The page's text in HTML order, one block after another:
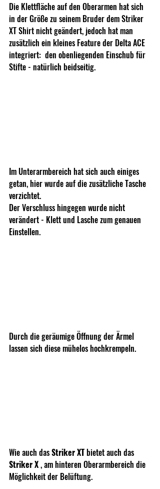
Die Klettfläche auf den Oberarmen hat sich
in der Größe zu seinem Bruder dem Striker
XT Shirt nicht geändert, jedoch hat man
zusätzlich ein kleines Feature der Delta ACE
integriert:  den obenliegenden Einschub für
Stifte - natürlich beidseitig.
Im Unterarmbereich hat sich auch einiges
getan, hier wurde auf die zusätzliche Tasche
verzichtet.
Der Verschluss hingegen wurde nicht
verändert - Klett und Lasche zum genauen
Einstellen.
Durch die geräumige Öffnung der Ärmel
lassen sich diese mühelos hochkrempeln.
Wie auch das Striker XT bietet auch das
Striker X , am hinteren Oberarmbereich die
Möglichkeit der Belüftung.